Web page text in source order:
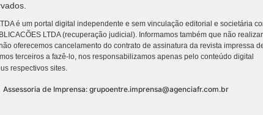
é um portal digital independente e sem vinculação editorial e societária
LTDA (recuperação judicial). Informamos também que não
oferecemos cancelamento do contrato de assinatura da revista impressa
terceiros a fazê-lo, nos responsabilizamos apenas pelo conteúdo digital
respectivos sites.
Assessoria de Imprensa: grupoentre.imprensa@agenciafr.com.br